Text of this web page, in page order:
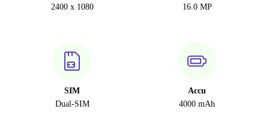
2400 x 1080
16.0 MP
SIM
Dual-SIM
Accu
4000 mAh